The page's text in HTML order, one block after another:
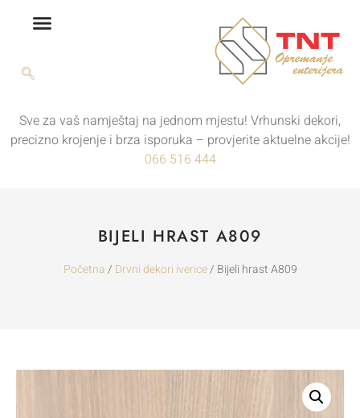
Sve za vaš namještaj na jednom mjestu! Vrhunski dekori,
precizno krojenje i brza isporuka – provjerite aktuelne akcije!
066 516 444
BIJELI HRAST A809
Početna/ Drvni dekori iverice/ Bijeli hrast A809